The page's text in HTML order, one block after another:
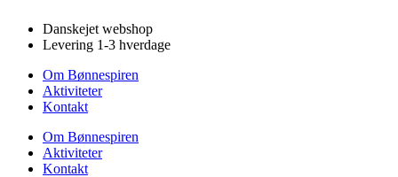
indhold
Danskejet webshop
Levering 1-3 hverdage
Om Bønnespiren
Aktiviteter
Kontakt
Om Bønnespiren
Aktiviteter
Kontakt